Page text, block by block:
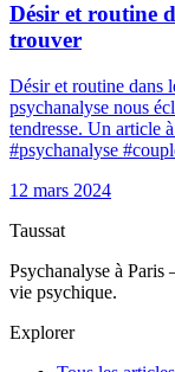
Désir et routine
trouver
Désir et routine dans
psychanalyse nous
tendresse. Un article
#psychanalyse
12 mars 2024
Taussat
Psychanalyse à
vie psychique.
Explorer